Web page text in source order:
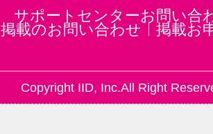
サポートセンターお問い合
掲載のお問い合わせ
掲載お
Copyright IID, Inc.All Right